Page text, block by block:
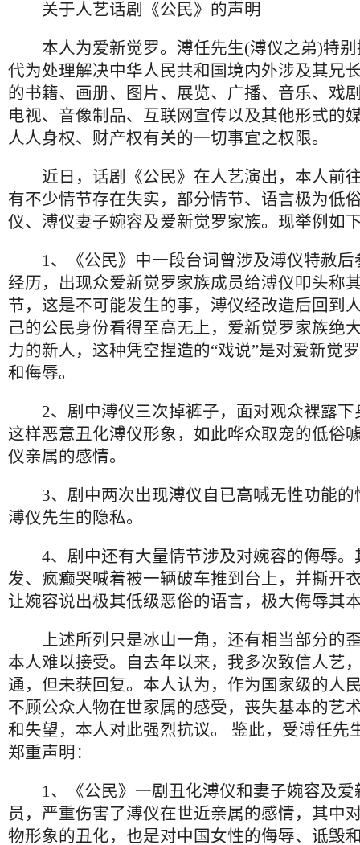
关于人艺话剧《公民》的声明
本人为爱新觉罗。溥任先生(溥仪之弟)特别
代为处理解决中华人民共和国境内外涉及其兄
的书籍、画册、图片、展览、广播、音乐、戏
电视、音像制品、互联网宣传以及其他形式的
人人身权、财产权有关的一切事宜之权限。
近日，话剧《公民》在人艺演出，本人前
有不少情节存在失实，部分情节、语言极为低
仪、溥仪妻子婉容及爱新觉罗家族。现举例如
1、《公民》中一段台词曾涉及溥仪特赦后
经历，出现众爱新觉罗家族成员给溥仪叩头称
节，这是不可能发生的事，溥仪经改造后回到
己的公民身份看得至高无上，爱新觉罗家族绝
力的新人，这种凭空捏造的“戏说”是对爱新觉
和侮辱。
2、剧中溥仪三次掉裤子，面对观众裸露下
这样恶意丑化溥仪形象，如此哗众取宠的低俗
仪亲属的感情。
3、剧中两次出现溥仪自已高喊无性功能的
溥仪先生的隐私。
4、剧中还有大量情节涉及对婉容的侮辱。
发、疯癫哭喊着被一辆破车推到台上，并撕开
让婉容说出极其低级恶俗的语言，极大侮辱其
上述所列只是冰山一角，还有相当部分的
本人难以接受。自去年以来，我多次致信人艺
通，但未获回复。本人认为，作为国家级的人
不顾公众人物在世家属的感受，丧失基本的艺
和失望，本人对此强烈抗议。 鉴此，受溥任先
郑重声明：
1、《公民》一剧丑化溥仪和妻子婉容及爱
员，严重伤害了溥仪在世近亲属的感情，其中
物形象的丑化，也是对中国女性的侮辱、诋毁